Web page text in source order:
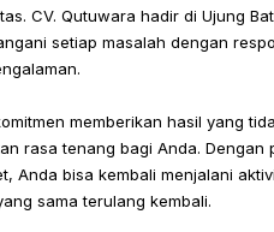
CV. Qutuwara hadir di Ujung
setiap masalah dengan
memberikan hasil yang
rasa tenang bagi Anda.
Anda bisa kembali menjalani
sama terulang kembali.